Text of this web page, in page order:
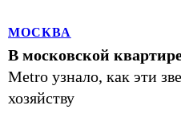
МОСКВА
В московской
Metro узнало, как эти
хозяйству